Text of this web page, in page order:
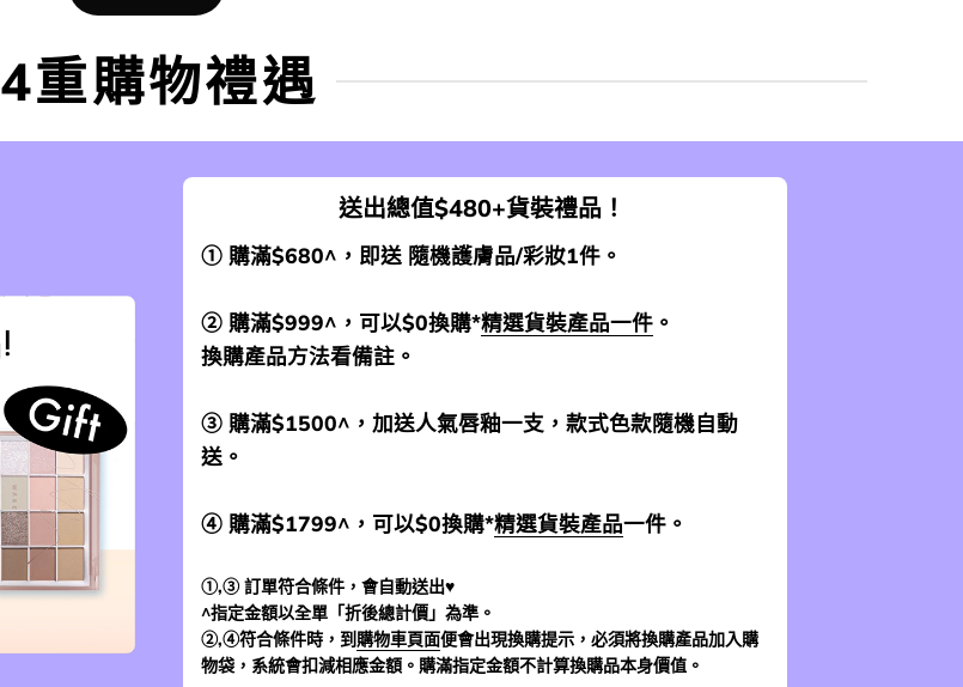
4重購物禮遇
送出總值$480+貨裝禮品！
① 購滿$680^，即送 隨機護膚品/彩妝1件。
② 購滿$999^，可以$0換購*精選貨裝產品一件 。
換購產品方法看備註。
③ 購滿$1500^，加送人氣唇釉一支，款式色款隨機自動
送。
④ 購滿$1799^，可以$0換購*精選貨裝產品一件。
①,③ 訂單符合條件，會自動送出♥
^指定金額以全單「折後總計價」為準。
②,④符合條件時，到 購物車頁面便會出現換購提示，必須將換購產品加入購
物袋，系統會扣減相應金額。購滿指定金額不計算換購品本身價值。